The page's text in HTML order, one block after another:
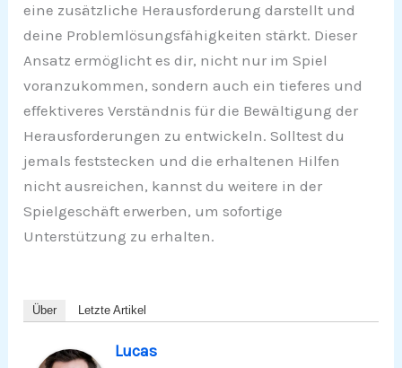
eine zusätzliche Herausforderung darstellt und
deine Problemlösungsfähigkeiten stärkt. Dieser
Ansatz ermöglicht es dir, nicht nur im Spiel
voranzukommen, sondern auch ein tieferes und
effektiveres Verständnis für die Bewältigung der
Herausforderungen zu entwickeln. Solltest du
jemals feststecken und die erhaltenen Hilfen
nicht ausreichen, kannst du weitere in der
Spielgeschäft erwerben, um sofortige
Unterstützung zu erhalten.
Über Letzte Artikel
Lucas